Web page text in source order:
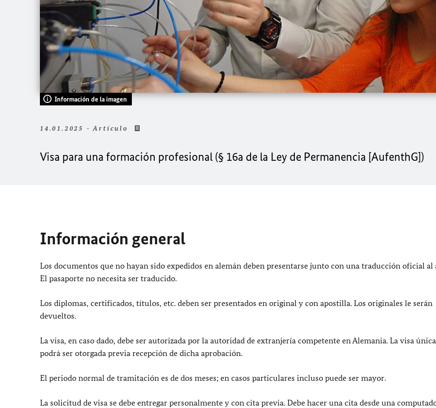
Información de la imagen
14.01.2025 - Artículo
Visa para una formación profesional (§ 16a de la Ley de Permanencia [AufenthG])
Información general
Los documentos que no hayan sido expedidos en alemán deben presentarse junto con una traducción oficial al
El pasaporte no necesita ser traducido.
Los diplomas, certificados, títulos, etc. deben ser presentados en original y con apostilla. Los originales le serán
devueltos.
La visa, en caso dado, debe ser autorizada por la autoridad de extranjería competente en Alemania. La visa
podrá ser otorgada previa recepción de dicha aprobación.
El periodo normal de tramitación es de dos meses; en casos particulares incluso puede ser mayor.
La solicitud de visa se debe entregar personalmente y con cita previa. Debe hacer una cita desde una